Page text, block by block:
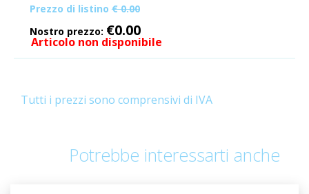
Prezzo di listino € 0.00
Nostro prezzo: €0.00
Articolo non disponibile
Tutti i prezzi sono comprensivi di IVA
Potrebbe interessarti anche